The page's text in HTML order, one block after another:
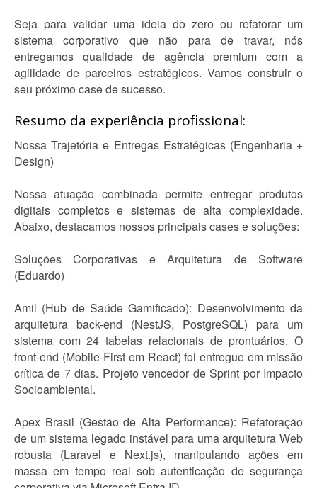
Seja para validar uma ideia do zero ou refatorar um
sistema corporativo que não para de travar, nós
entregamos qualidade de agência premium com a
agilidade de parceiros estratégicos. Vamos construir o
seu próximo case de sucesso.
Resumo da experiência profissional:
Nossa Trajetória e Entregas Estratégicas (Engenharia +
Design)
Nossa atuação combinada permite entregar produtos
digitais completos e sistemas de alta complexidade.
Abaixo, destacamos nossos principais cases e soluções:
Soluções Corporativas e Arquitetura de Software
(Eduardo)
Amil (Hub de Saúde Gamificado): Desenvolvimento da
arquitetura back-end (NestJS, PostgreSQL) para um
sistema com 24 tabelas relacionais de prontuários. O
front-end (Mobile-First em React) foi entregue em missão
crítica de 7 dias. Projeto vencedor de Sprint por Impacto
Socioambiental.
Apex Brasil (Gestão de Alta Performance): Refatoração
de um sistema legado instável para uma arquitetura Web
robusta (Laravel e Next.js), manipulando ações em
massa em tempo real sob autenticação de segurança